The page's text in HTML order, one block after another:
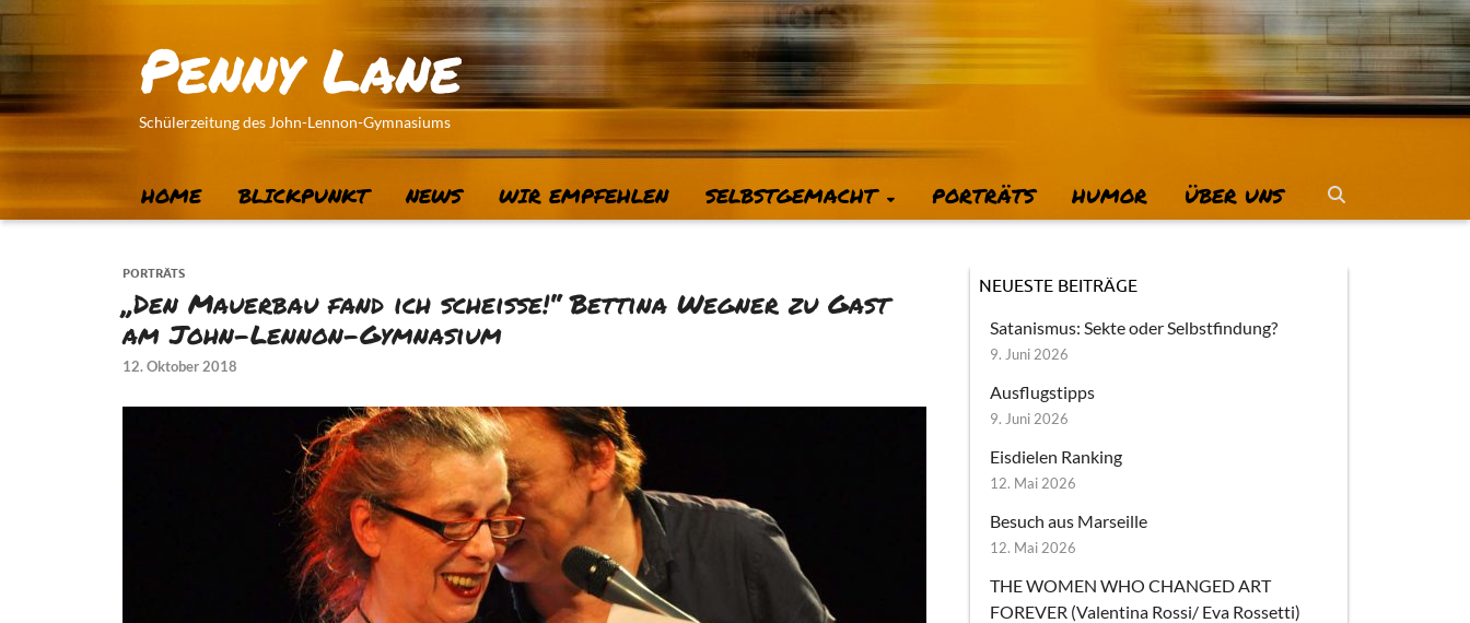
Penny Lane
Schülerzeitung des John-Lennon-Gymnasiums
HOME BLICKPUNKT NEWS WIR EMPFEHLEN SELBSTGEMACHT PORTRÄTS HUMOR ÜBER UNS
PORTRÄTS
„Den Mauerbau fand ich scheiße!“ Bettina Wegner zu Gast
am John-Lennon-Gymnasium
12. Oktober 2018
NEUESTE BEITRÄGE
Satanismus: Sekte oder Selbstfindung?
9. Juni 2026
Ausflugstipps
9. Juni 2026
Eisdielen Ranking
12. Mai 2026
Besuch aus Marseille
12. Mai 2026
THE WOMEN WHO CHANGED ART
FOREVER (Valentina Rossi/ Eva Rossetti)